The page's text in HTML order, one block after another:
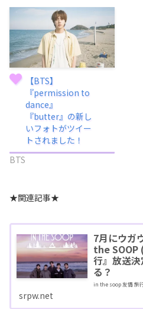
【BTS】
『permission to
dance』
『butter』の新し
いフォトがツイー
トされました！
BTS
★関連記事★
7月にウガ
the SOOP
行』放送
る？
in the soop 友情 旅
srpw.net